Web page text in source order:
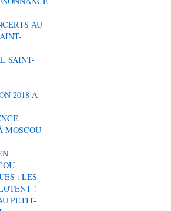
AU
SAINT-
2018 A
MOSCOU
: LES
!
PETIT-